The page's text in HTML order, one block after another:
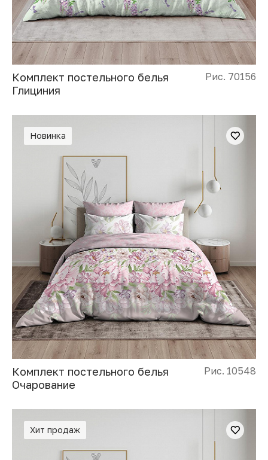
Комплект постельного белья
Глициния
Рис. 70156
Новинка
Комплект постельного белья
Очарование
Рис. 10548
Хит продаж